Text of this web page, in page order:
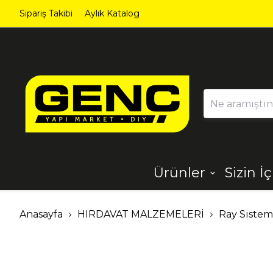
Sipariş Takibi Aylık Katalog
Ürünler
Ahşap Aydınlatma
Sizin
Anasayfa HIRDAVAT MALZEMELERİ Ray